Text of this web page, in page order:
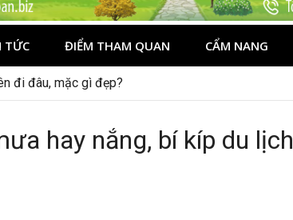
TỨC ĐIỂM THAM QUAN CẨM NANG
cho người mới
hay nắng, bí kíp du lịch